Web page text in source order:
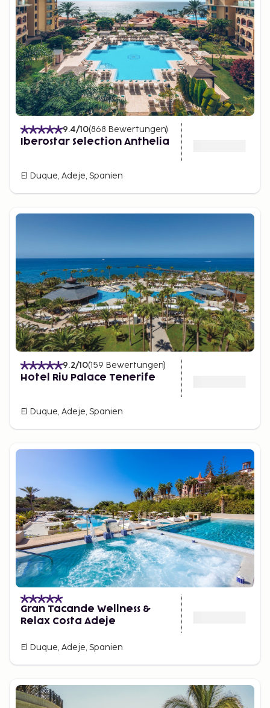
9.4/10(868 Bewertungen)
Iberostar Selection Anthelia
El Duque, Adeje, Spanien
9.2/10(159 Bewertungen)
Hotel Riu Palace Tenerife
El Duque, Adeje, Spanien
Gran Tacande Wellness &
Relax Costa Adeje
El Duque, Adeje, Spanien